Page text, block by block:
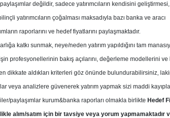
değildir, sadece yatırımcıların kendisini
yatırımcıların çoğalması maksadıyla bazı banka ve aracı
raporlarını ve hedef fiyatlarını paylaşmaktadır.
katkı sunmak, neye/neden yatırım yapıldığını tam
profesyonellerinin bakış açılarını, değerleme modellerini ve
dikkate aldıkları kriterleri göz önünde bulundurabilirsiniz,
veya analizlere güvenerek yatırım yapmak sizi maddi
paylaşımlar kurum&banka raporları olmakla birlikte Hedef
alım/satım için bir tavsiye veya yorum yapmamaktadır